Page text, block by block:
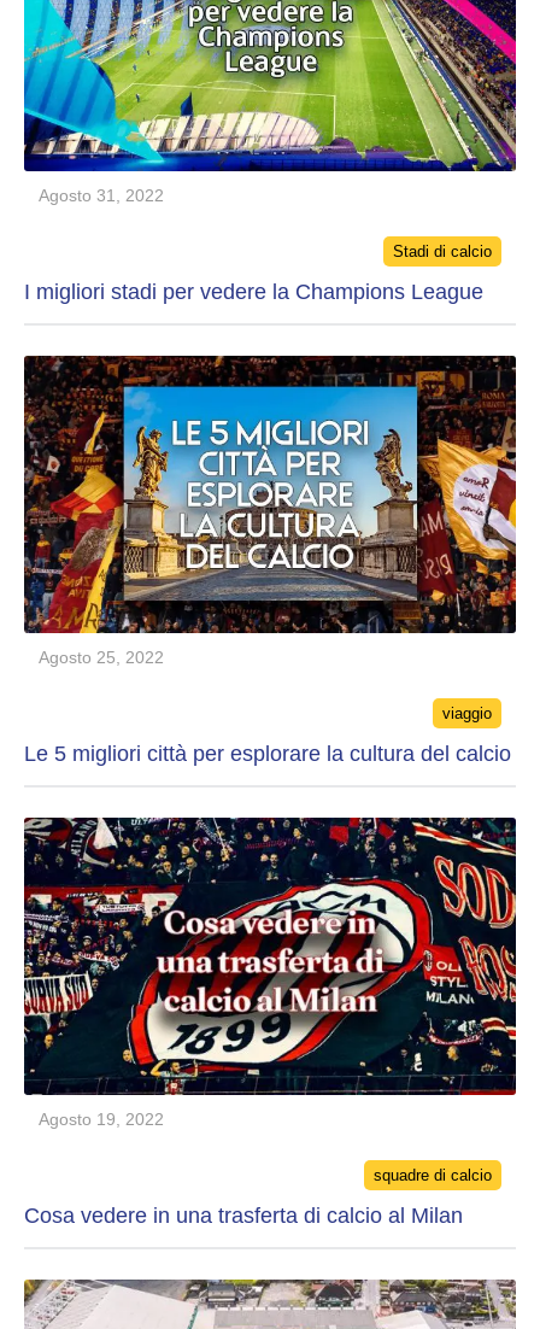
Agosto 31, 2022
Categories
Stadi di calcio
I migliori stadi per vedere la Champions League
Agosto 25, 2022
Categories
viaggio
Le 5 migliori città per esplorare la cultura del calcio
Agosto 19, 2022
Categories
squadre di calcio
Cosa vedere in una trasferta di calcio al Milan